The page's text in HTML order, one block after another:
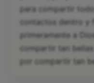
para compartir
contactos dentro y
primeramente a
compartir tan
por compartir tan